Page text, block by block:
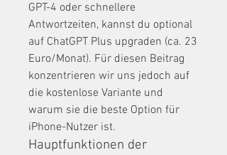
GPT-4 oder schnellere
Antwortzeiten, kannst du optional
auf ChatGPT Plus upgraden (ca. 23
Euro/Monat). Für diesen Beitrag
konzentrieren wir uns jedoch auf
die kostenlose Variante und
warum sie die beste Option für
iPhone-Nutzer ist.
Hauptfunktionen der